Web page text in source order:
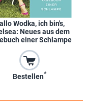
Wodka, ich bin's,
Neues aus dem
einer Schlampe
Bestellen*